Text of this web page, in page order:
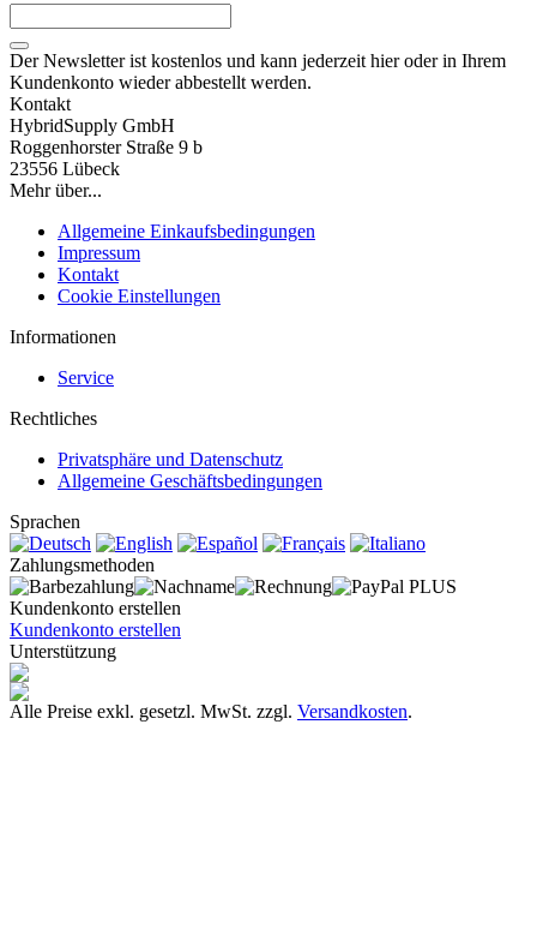
Der Newsletter ist kostenlos und kann jederzeit hier oder in Ihrem
Kundenkonto wieder abbestellt werden.
Kontakt
HybridSupply GmbH
Roggenhorster Straße 9 b
23556 Lübeck
Mehr über...
Allgemeine Einkaufsbedingungen
Impressum
Kontakt
Cookie Einstellungen
Informationen
Service
Rechtliches
Privatsphäre und Datenschutz
Allgemeine Geschäftsbedingungen
Sprachen
Zahlungsmethoden
Kundenkonto erstellen
Kundenkonto erstellen
Unterstützung
Alle Preise exkl. gesetzl. MwSt. zzgl. Versandkosten.